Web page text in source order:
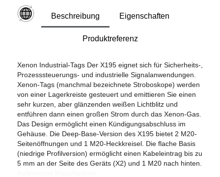
Beschreibung Eigenschaften
Produktreferenz
Xenon Industrial-Tags Der X195 eignet sich für Sicherheits-,
Prozesssteuerungs- und industrielle Signalanwendungen.
Xenon-Tags (manchmal bezeichnete Stroboskope) werden
von einer Lagerkreiste gesteuert und emittieren Sie einen
sehr kurzen, aber glänzenden weißen Lichtblitz und
entführen dann einen großen Strom durch das Xenon-Gas.
Das Design ermöglicht einen Kündigungsabschluss im
Gehäuse. Die Deep-Base-Version des X195 bietet 2 M20-
Seitenöffnungen und 1 M20-Heckkreisel. Die flache Basis
(niedrige Profilversion) ermöglicht einen Kabeleintrag bis zu
5 mm an der Seite des Geräts (X2) und 1 M20 nach hinten.